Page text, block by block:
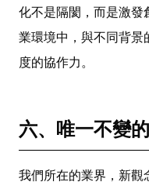
化不是隔閡，而是激發
業環境中，與不同背景
度的協作力。
六、唯一不變
我們所在的業界，新觀